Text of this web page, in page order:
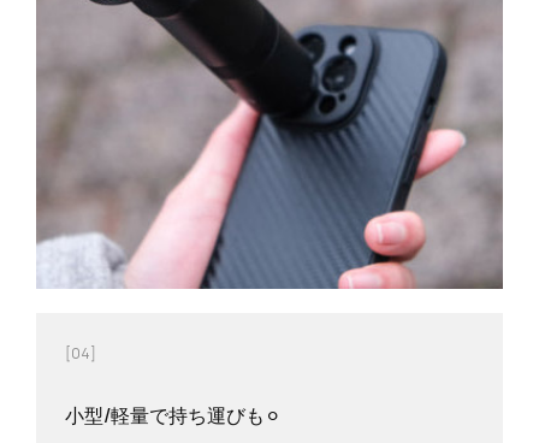
[04]
小型/軽量で持ち運びも⚪︎